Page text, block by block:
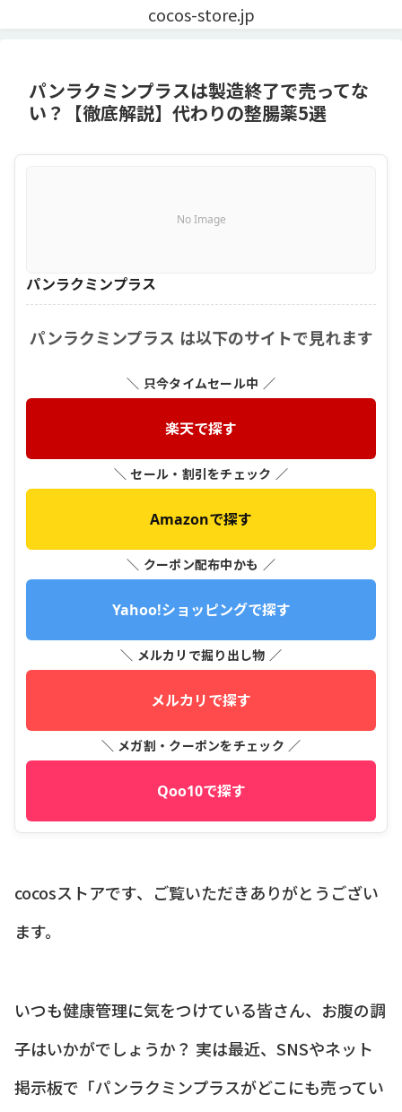
cocos-store.jp
パンラクミンプラスは製造終了で売ってな
い？【徹底解説】代わりの整腸薬5選
No Image
パンラクミンプラス
パンラクミンプラス は以下のサイトで見れます
＼ 只今タイムセール中 ／
楽天で探す
＼ セール・割引をチェック ／
Amazonで探す
＼ クーポン配布中かも ／
Yahoo!ショッピングで探す
＼ メルカリで掘り出し物 ／
メルカリで探す
＼ メガ割・クーポンをチェック ／
Qoo10で探す
cocosストアです、ご覧いただきありがとうござい
ます。
いつも健康管理に気をつけている皆さん、お腹の調
子はいかがでしょうか？ 実は最近、SNSやネット
掲示板で「パンラクミンプラスがどこにも売ってい